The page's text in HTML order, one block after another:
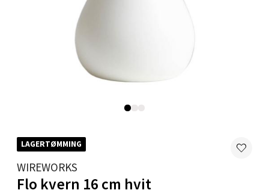
LAGERTØMMING
WIREWORKS
Flo kvern 16 cm hvit
Mandal - Alti Mandal
Skarvøyveien 55, 4517 Mandal